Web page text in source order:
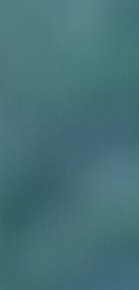
/ 9:00~18:00